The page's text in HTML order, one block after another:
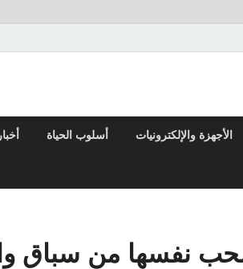
الأجهزة والإلكترونيات أسلوب الحياة
نفسها من سباق